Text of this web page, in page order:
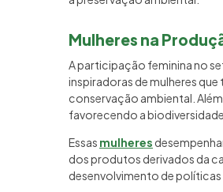
Mulheres na
A participação feminina no
inspiradoras de mulheres
conservação ambiental.
favorecendo a
Essas mulheres
dos produtos derivados da
desenvolvimento de